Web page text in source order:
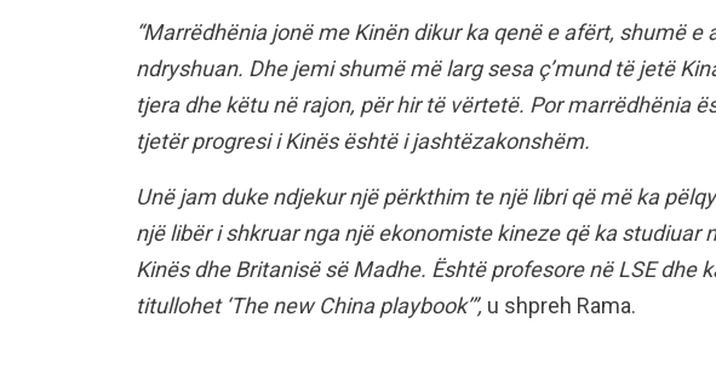
“Marrëdhënia jonë me Kinën dikur ka qenë e afërt, shumë e
ndryshuan. Dhe jemi shumë më larg sesa ç’mund të jetë
tjera dhe këtu në rajon, për hir të vërtetë. Por marrëdhënia
tjetër progresi i Kinës është i jashtëzakonshëm.
Unë jam duke ndjekur një përkthim te një libri që më ka
një libër i shkruar nga një ekonomiste kineze që ka studiuar
Kinës dhe Britanisë së Madhe. Është profesore në LSE dhe
titullohet ‘The new China playbook’”, u shpreh Rama.